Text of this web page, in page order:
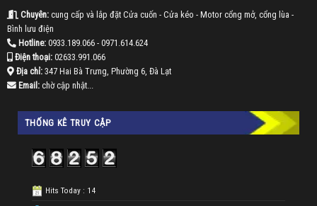
Chuyên:cung cấp và lắp đặt Cửa cuốn - Cửa kéo - Motor cổng mở, cổng lùa -
Bình lưu điện
Hotline: 0933.189.066- 0971.614.624
Điện thoại:02633.991.066
Địa chỉ:347 Hai Bà Trưng, Phường 6, Đà Lạt
Email:chờ cập nhật...
THỐNG KÊ TRUY CẬP
Hits Today : 14